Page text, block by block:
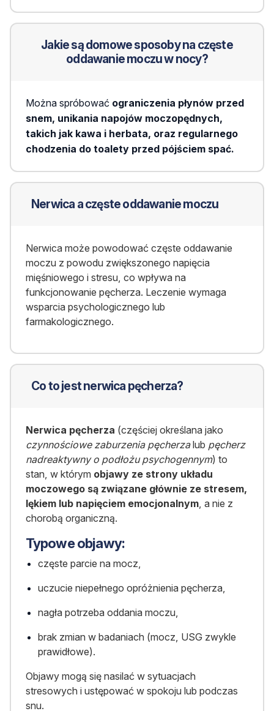
Jakie są domowe sposoby na częste
oddawanie moczu w nocy?
Można spróbować ograniczenia płynów przed
snem, unikania napojów moczopędnych,
takich jak kawa i herbata, oraz regularnego
chodzenia do toalety przed pójściem spać.
Nerwica a częste oddawanie moczu
Nerwica może powodować częste oddawanie
moczu z powodu zwiększonego napięcia
mięśniowego i stresu, co wpływa na
funkcjonowanie pęcherza. Leczenie wymaga
wsparcia psychologicznego lub
farmakologicznego.
Co to jest nerwica pęcherza?
Nerwica pęcherza (częściej określana jako
czynnościowe zaburzenia pęcherzalub pęcherz
nadreaktywny o podłożu psychogennym) to
stan, w którym objawy ze strony układu
moczowego są związane głównie ze stresem,
lękiem lub napięciem emocjonalnym, a nie z
chorobą organiczną.
Typowe objawy:
częste parcie na mocz,
uczucie niepełnego opróżnienia pęcherza,
nagła potrzeba oddania moczu,
brak zmian w badaniach (mocz, USG zwykle
prawidłowe).
Objawy mogą się nasilać w sytuacjach
stresowych i ustępować w spokoju lub podczas
snu.